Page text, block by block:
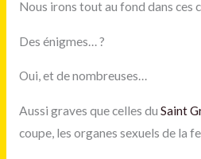
Nous irons tout au fond dans ces
Des énigmes… ?
Oui, et de nombreuses…
Aussi graves que celles du Saint
coupe, les organes sexuels de la